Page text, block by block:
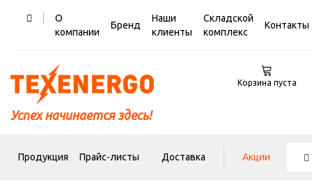
О
компании
Бренд
Наши
клиенты
Складской
комплекс
Контакты
Успех начинается здесь!
Корзина пуста
Продукция Прайс-листы Доставка Акции